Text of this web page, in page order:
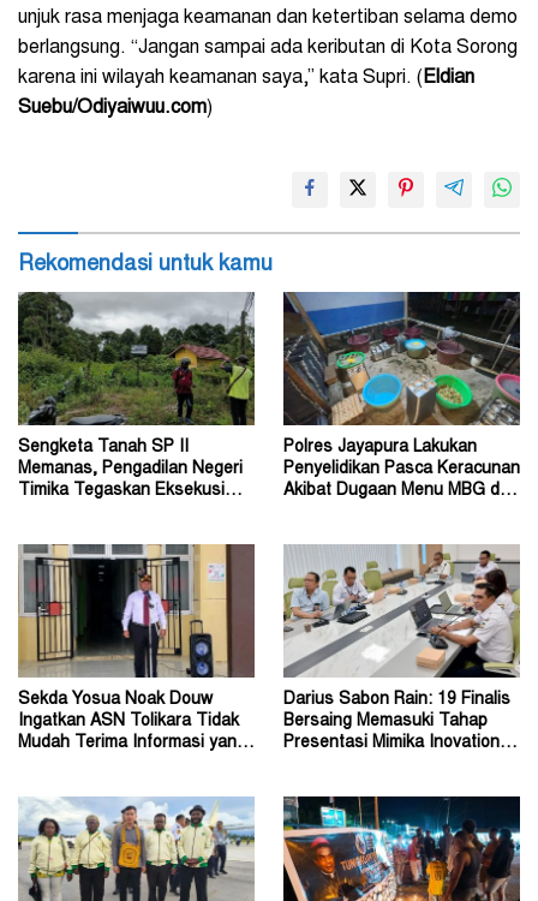
unjuk rasa menjaga keamanan dan ketertiban selama demo
berlangsung. “Jangan sampai ada keributan di Kota Sorong
karena ini wilayah keamanan saya,” kata Supri. (Eldian
Suebu/Odiyaiwuu.com)
Rekomendasi untuk kamu
Sengketa Tanah SP II
Memanas, Pengadilan Negeri
Timika Tegaskan Eksekusi
Polres Jayapura Lakukan
Penyelidikan Pasca Keracunan
Akibat Dugaan Menu MBG di
Sekda Yosua Noak Douw
Ingatkan ASN Tolikara Tidak
Mudah Terima Informasi yang
Darius Sabon Rain: 19 Finalis
Bersaing Memasuki Tahap
Presentasi Mimika Inovation